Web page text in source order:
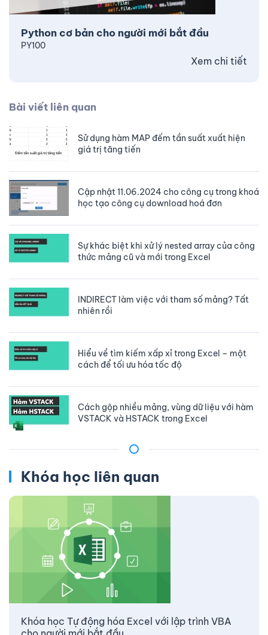
Python cơ bản cho người mới bắt đầu
PY100
Xem chi tiết
Bài viết liên quan
Sử dụng hàm MAP đếm tần suất xuất hiện
giá trị tăng tiến
Cập nhật 11.06.2024 cho công cụ trong khoá
học tạo công cụ download hoá đơn
Sự khác biệt khi xử lý nested array của công
thức mảng cũ và mới trong Excel
INDIRECT làm việc với tham số mảng? Tất
nhiên rồi
Hiểu về tìm kiếm xấp xỉ trong Excel – một
cách để tối ưu hóa tốc độ
Cách gộp nhiều mảng, vùng dữ liệu với hàm
VSTACK và HSTACK trong Excel
Khóa học liên quan
Khóa học Tự động hóa Excel với lập trình VBA